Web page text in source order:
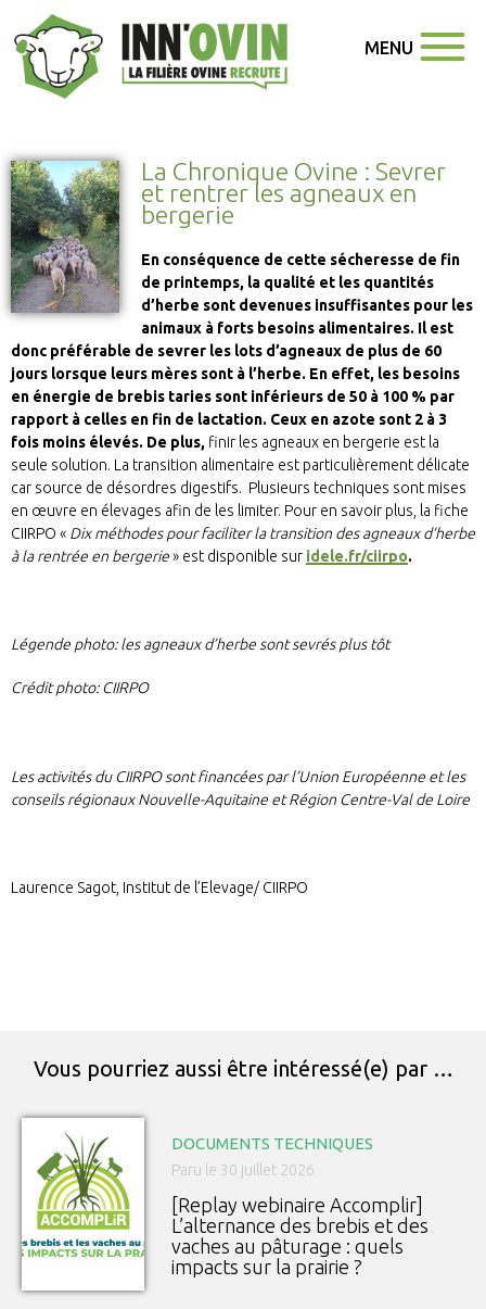
MENU
La Chronique Ovine : Sevrer
et rentrer les agneaux en
bergerie
En conséquence de cette sécheresse de fin
de printemps, la qualité et les quantités
d’herbe sont devenues insuffisantes pour les
animaux à forts besoins alimentaires. Il est
donc préférable de sevrer les lots d’agneaux de plus de 60
jours lorsque leurs mères sont à l’herbe. En effet, les besoins
en énergie de brebis taries sont inférieurs de 50 à 100 % par
rapport à celles en fin de lactation. Ceux en azote sont 2 à 3
fois moins élevés. De plus, finir les agneaux en bergerie est la
seule solution. La transition alimentaire est particulièrement délicate
car source de désordres digestifs. Plusieurs techniques sont mises
en œuvre en élevages afin de les limiter. Pour en savoir plus, la fiche
CIIRPO « Dix méthodes pour faciliter la transition des agneaux d’herbe
à la rentrée en bergerie» est disponible sur idele.fr/ciirpo.
Légende photo: les agneaux d’herbe sont sevrés plus tôt
Crédit photo: CIIRPO
Les activités du CIIRPO sont financées par l’Union Européenne et les
conseils régionaux Nouvelle-Aquitaine et Région Centre-Val de Loire
Laurence Sagot, Institut de l’Elevage/ CIIRPO
Vous pourriez aussi être intéressé(e) par …
DOCUMENTS TECHNIQUES
Paru le 30 juillet 2026
[Replay webinaire Accomplir]
L’alternance des brebis et des
vaches au pâturage : quels
impacts sur la prairie ?